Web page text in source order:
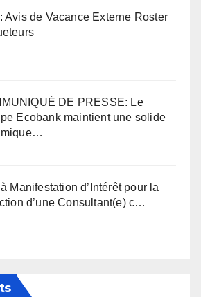
Avis de Vacance Externe Roster
DE PRESSE: Le
Ecobank maintient une solide
Manifestation d’Intérêt pour la
d’une Consultant(e) c…